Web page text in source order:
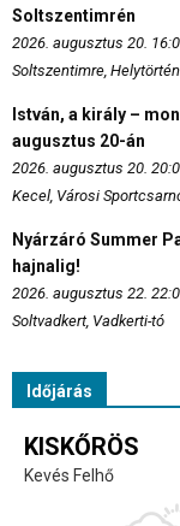
Soltszentimrén
2026. augusztus 20.
Soltszentimre,
István, a király –
augusztus 20-án
2026. augusztus 20.
Kecel, Városi
Nyárzáró Summer
hajnalig!
2026. augusztus 22.
Soltvadkert, Vadkerti-tó
Időjárás
KISKŐRÖS
Kevés Felhő